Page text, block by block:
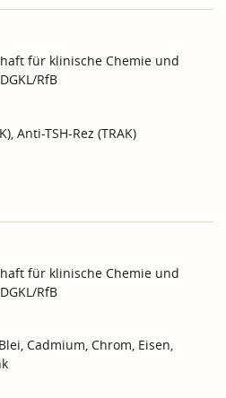
für klinische Chemie und
RfB
Anti-TSH-Rez (TRAK)
für klinische Chemie und
RfB
Cadmium, Chrom, Eisen,